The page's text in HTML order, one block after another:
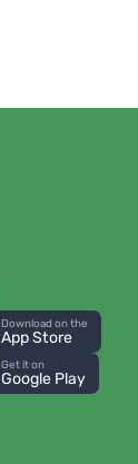
Download on the
App Store
Get it on
Google Play